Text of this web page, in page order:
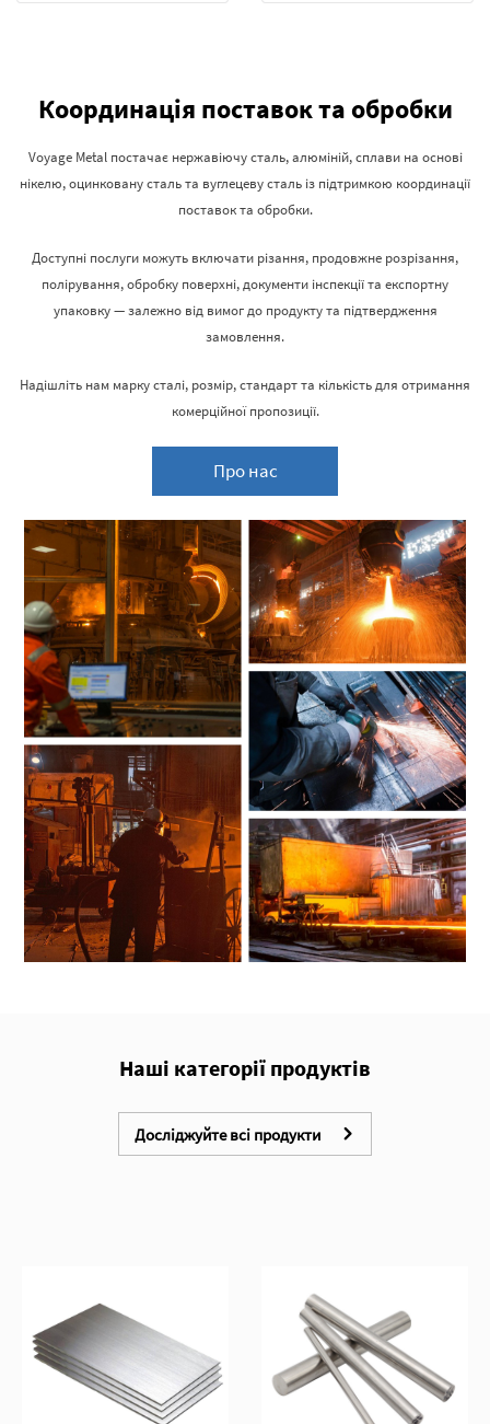
Координація поставок та обробки
Voyage Metal постачає нержавіючу сталь, алюміній, сплави на основі
нікелю, оцинковану сталь та вуглецеву сталь із підтримкою координації
поставок та обробки.
Доступні послуги можуть включати різання, продовжне розрізання,
полірування, обробку поверхні, документи інспекції та експортну
упаковку — залежно від вимог до продукту та підтвердження
замовлення.
Надішліть нам марку сталі, розмір, стандарт та кількість для отримання
комерційної пропозиції.
Про нас
Наші категорії продуктів
Досліджуйте всі продукти